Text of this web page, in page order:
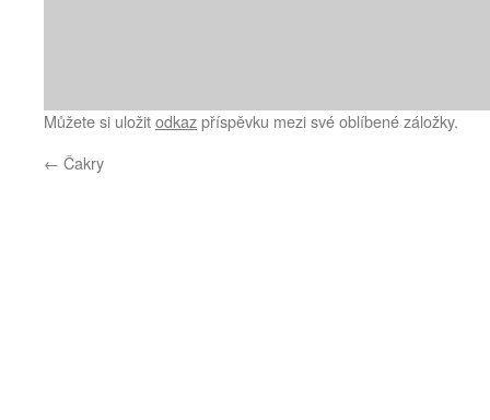
Můžete si uložitodkazpříspěvku mezi své oblíbené záložky.
← Čakry